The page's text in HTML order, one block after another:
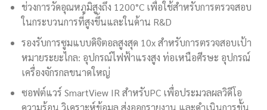
ช่วงการวัดอุณหภูมิสูงถึง 1200°C เพื่อใช้สำหรับการตรวจสอบ
ในกระบวนการที่สูงขึ้นและในด้าน R&D
รองรับการซูมแบบดิจิตอลสูงสุด 10x สำหรับการตรวจสอบเป้า
หมายระยะไกล: อุปกรณ์ไฟฟ้าแรงสูง ท่อเหนือศีรษะ อุปกรณ์
เครื่องจักรกลขนาดใหญ่
ซอฟต์แวร์ SmartView IR สำหรับPC เพื่อประมวลผลวิดีโอ